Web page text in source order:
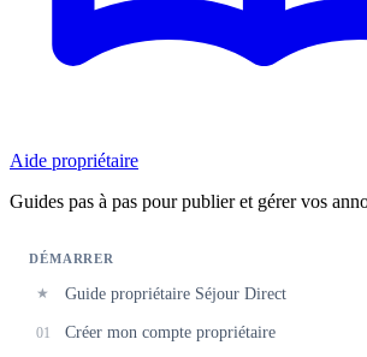
Aide propriétaire
Guides pas à pas pour publier et gérer vos
DÉMARRER
★ Guide propriétaire Séjour Direct
01 Créer mon compte propriétaire